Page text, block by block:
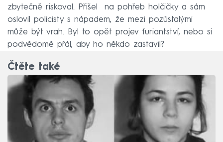
zbytečně riskoval. Přišel na pohřeb holčičky a sám
oslovil policisty s nápadem, že mezi pozůstalými
může být vrah. Byl to opět projev furiantství, nebo si
podvědomě přál, aby ho někdo zastavil?
Čtěte také